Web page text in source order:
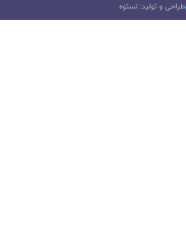
طراحی و تولید: نستوه